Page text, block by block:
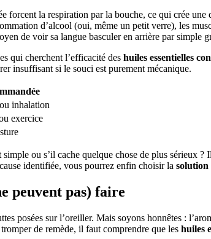
la respiration par la bouche, ce qui crée une
d’alcool (oui, même un petit verre), les
de voir sa langue basculer en arrière par simple
qui cherchent l’efficacité des huiles essentielles
insuffisant si le souci est purement mécanique.
inhalation
exercice
ou s’il cache quelque chose de plus sérieux ?
identifiée, vous pourrez enfin choisir la
peuvent pas) faire
posées sur l’oreiller. Mais soyons honnêtes :
de remède, il faut comprendre que les huiles